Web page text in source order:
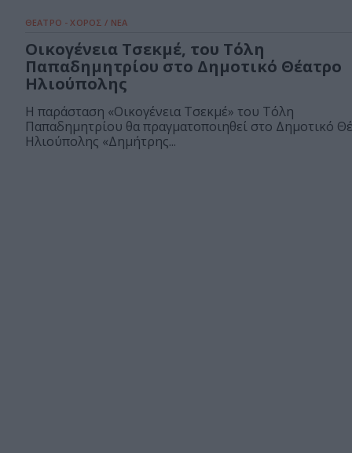
ΘΕΑΤΡΟ - ΧΟΡΟΣ / ΝΕΑ
Οικογένεια Τσεκμέ, του Τόλη
Παπαδημητρίου στο Δημοτικό Θέατρο
Ηλιούπολης
Η παράσταση «Οικογένεια Τσεκμέ» του Τόλη
Παπαδημητρίου θα πραγματοποιηθεί στο Δημοτικό
Ηλιούπολης «Δημήτρης...